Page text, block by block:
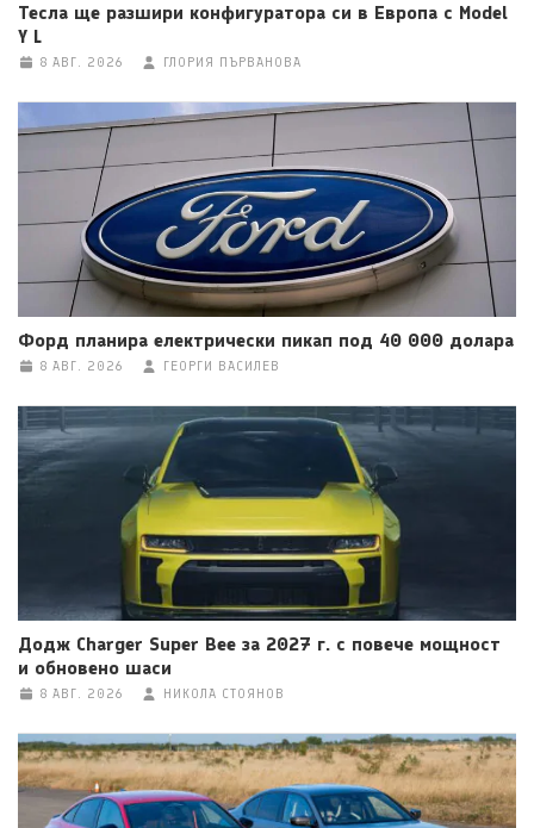
Тесла ще разшири конфигуратора си в Европа с Model
Y L
8 АВГ. 2026 ГЛОРИЯ ПЪРВАНОВА
Форд планира електрически пикап под 40 000 долара
8 АВГ. 2026 ГЕОРГИ ВАСИЛЕВ
Додж Charger Super Bee за 2027 г. с повече мощност
и обновено шаси
8 АВГ. 2026 НИКОЛА СТОЯНОВ